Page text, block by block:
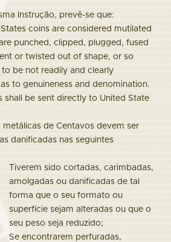
Instrução, prevê-se que:
coins are considered mutilated
punched, clipped, plugged, fused
or twisted out of shape, or so
be not readily and clearly
to genuineness and denomination.
shall be sent directly to United State
metálicas de Centavos devem ser
danificadas nas seguintes
Tiverem sido cortadas, carimbadas,
amolgadas ou danificadas de tal
forma que o seu formato ou
superfície sejam alteradas ou que o
seu peso seja reduzido;
Se encontrarem perfuradas,